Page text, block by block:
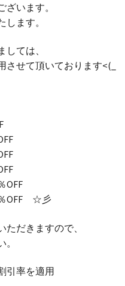
います。
ます。
ては、
せて頂いております<(_
OFF
％OFF ☆彡
だきますので、
引率を適用